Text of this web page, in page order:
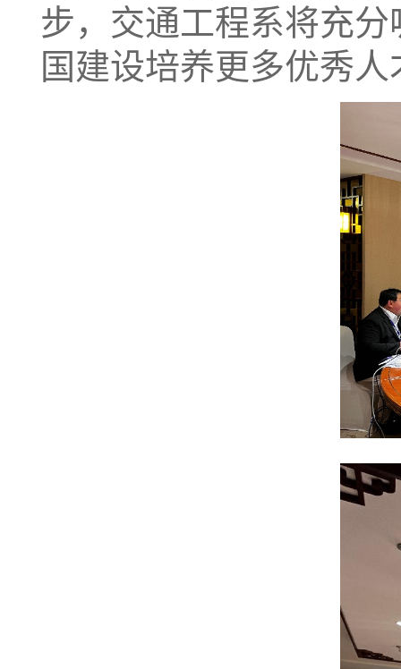
步，交通工程系将充
国建设培养更多优秀人